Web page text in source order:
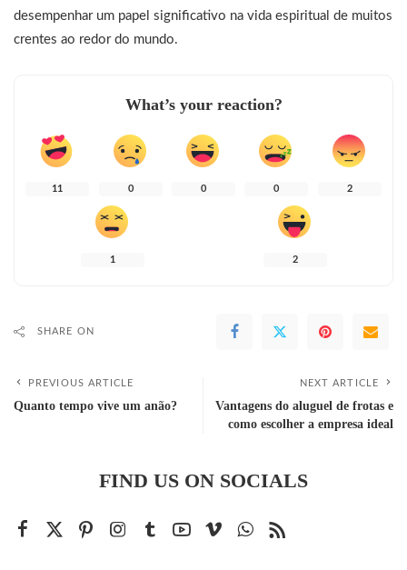
desempenhar um papel significativo na vida espiritual de muitos
crentes ao redor do mundo.
What’s your reaction?
11 0 0 0 2
1 2
SHARE ON
PREVIOUS ARTICLE
Quanto tempo vive um anão?
NEXT ARTICLE
Vantagens do aluguel de frotas e
como escolher a empresa ideal
FIND US ON SOCIALS